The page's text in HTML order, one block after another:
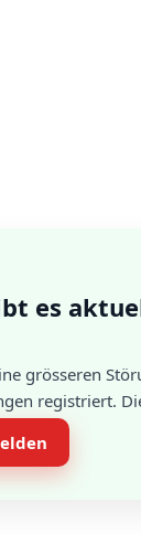
es
grösseren
registriert.